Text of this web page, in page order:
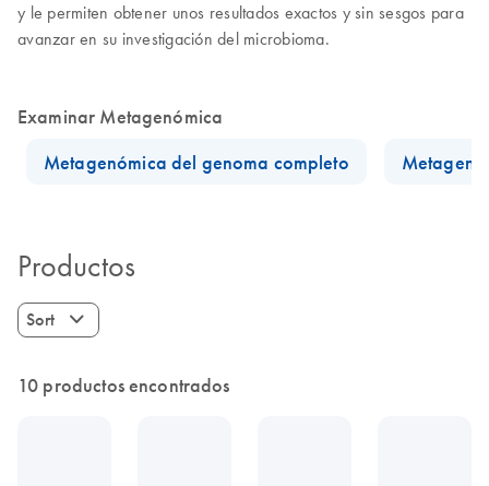
y le permiten obtener unos resultados exactos y sin sesgos para
avanzar en su investigación del microbioma.
Examinar Metagenómica
Metagenómica del genoma completo
Productos
Sort
10 productos encontrados